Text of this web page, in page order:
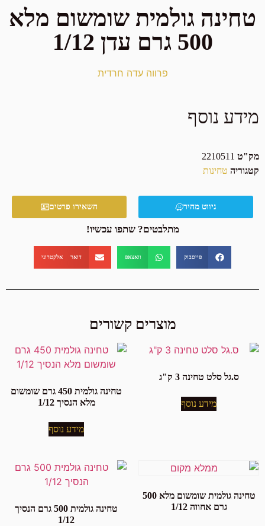
טחינה גולמית שומשום מלא
500 גרם עדן 1/12
פרווה עדה חרדית
מידע נוסף
מק"ט 2210511
קטגוריה טחינות
ניווט מהיר השאירו פרטים
מתלבטים? שתפו עכשיו!
פייסבוק וואצאפ דואר אלקטרוני
מוצרים קשורים
ס.גל סלט טחינה 3 ק"ג
מידע נוסף
טחינה גולמית 450 גרם שומשום
מלא הנסיך 1/12
מידע נוסף
טחינה גולמית שומשום מלא 500
גרם אחווה 1/12
טחינה גולמית 500 גרם הנסיך
1/12